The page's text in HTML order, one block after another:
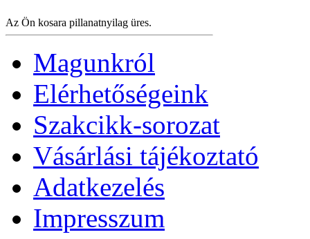
Az Ön kosara pillanatnyilag üres.
Magunkról
Elérhetőségeink
Szakcikk-sorozat
Vásárlási tájékoztató
Adatkezelés
Impresszum